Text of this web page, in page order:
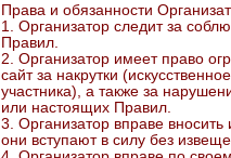
Права и обязанности
1. Организатор следит за
Правил.
2. Организатор имеет право
сайт за накрутки
участника), а также за
или настоящих Правил.
3. Организатор вправе
они вступают в силу без